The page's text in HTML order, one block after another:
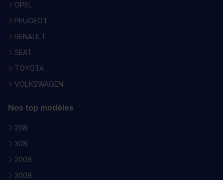
OPEL
PEUGEOT
RENAULT
SEAT
TOYOTA
VOLKSWAGEN
Nos top modèles
208
308
2008
3008